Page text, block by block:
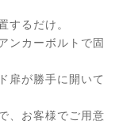
するだけ。
ンカーボルトで固
扉が勝手に開いて
、お客様でご用意